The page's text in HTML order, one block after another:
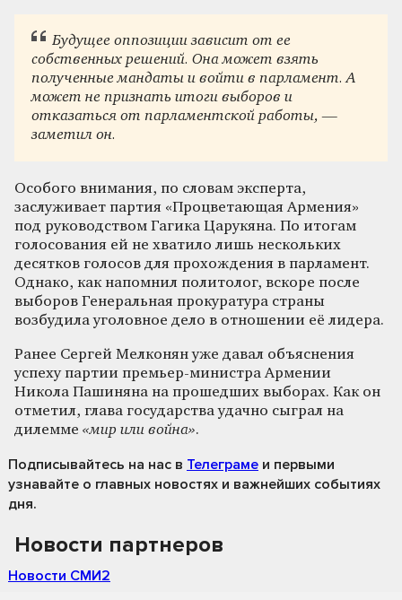
Будущее оппозиции зависит от ее
собственных решений. Она может взять
полученные мандаты и войти в парламент. А
может не признать итоги выборов и
отказаться от парламентской работы, —
заметил он.
Особого внимания, по словам эксперта,
заслуживает партия «Процветающая Армения»
под руководством Гагика Царукяна. По итогам
голосования ей не хватило лишь нескольких
десятков голосов для прохождения в парламент.
Однако, как напомнил политолог, вскоре после
выборов Генеральная прокуратура страны
возбудила уголовное дело в отношении её лидера.
Ранее Сергей Мелконян уже давал объяснения
успеху партии премьер-министра Армении
Никола Пашиняна на прошедших выборах. Как он
отметил, глава государства удачно сыграл на
дилемме «мир или война».
Подписывайтесь на нас в Телеграме и первыми
узнавайте о главных новостях и важнейших событиях
дня.
Новости партнеров
Новости СМИ2